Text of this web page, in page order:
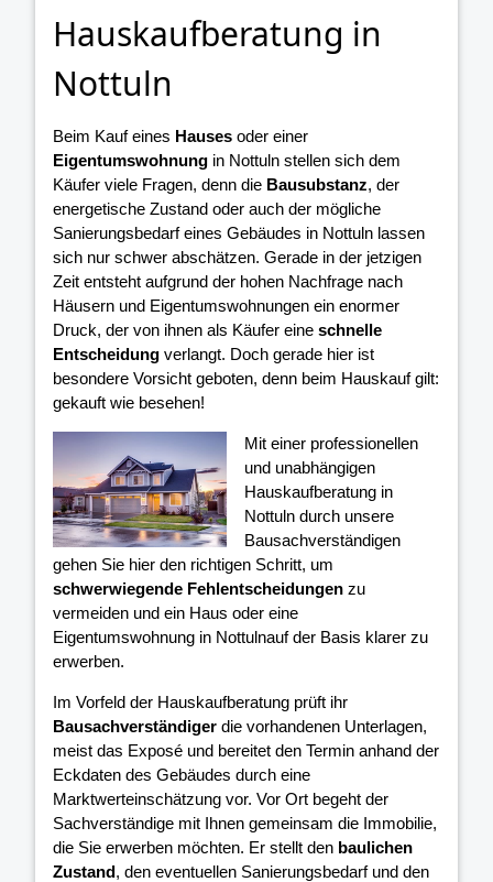
Hauskaufberatung in
Nottuln
Beim Kauf eines Hauses oder einer
Eigentumswohnung in Nottuln stellen sich dem
Käufer viele Fragen, denn die Bausubstanz, der
energetische Zustand oder auch der mögliche
Sanierungsbedarf eines Gebäudes in Nottuln lassen
sich nur schwer abschätzen. Gerade in der jetzigen
Zeit entsteht aufgrund der hohen Nachfrage nach
Häusern und Eigentumswohnungen ein enormer
Druck, der von ihnen als Käufer eine schnelle
Entscheidung verlangt. Doch gerade hier ist
besondere Vorsicht geboten, denn beim Hauskauf gilt:
gekauft wie besehen!
Mit einer professionellen
und unabhängigen
Hauskaufberatung in
Nottuln durch unsere
Bausachverständigen
gehen Sie hier den richtigen Schritt, um
schwerwiegende Fehlentscheidungen zu
vermeiden und ein Haus oder eine
Eigentumswohnung in Nottulnauf der Basis klarer zu
erwerben.
Im Vorfeld der Hauskaufberatung prüft ihr
Bausachverständiger die vorhandenen Unterlagen,
meist das Exposé und bereitet den Termin anhand der
Eckdaten des Gebäudes durch eine
Marktwerteinschätzung vor. Vor Ort begeht der
Sachverständige mit Ihnen gemeinsam die Immobilie,
die Sie erwerben möchten. Er stellt den baulichen
Zustand, den eventuellen Sanierungsbedarf und den